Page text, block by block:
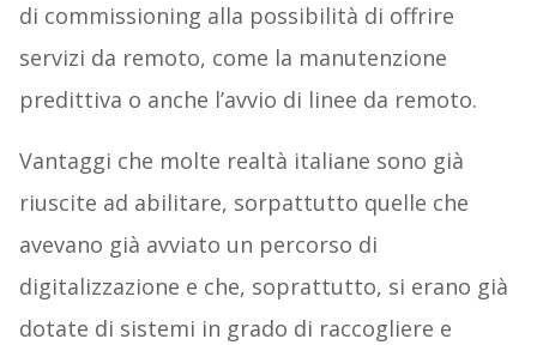
di commissioning alla possibilità di offrire
servizi da remoto, come la manutenzione
predittiva o anche l’avvio di linee da remoto.
Vantaggi che molte realtà italiane sono già
riuscite ad abilitare, sorpattutto quelle che
avevano già avviato un percorso di
digitalizzazione e che, soprattutto, si erano già
dotate di sistemi in grado di raccogliere e